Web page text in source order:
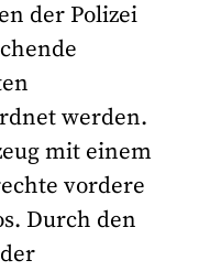
der Polizei
werden.
mit einem
vordere
Durch den